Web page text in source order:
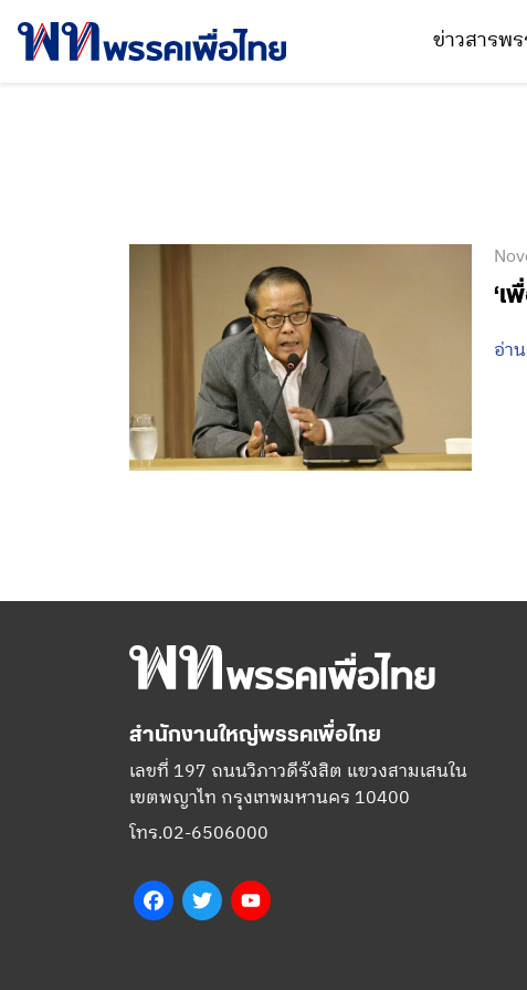
ข่าวสารพ
‘เ
อ่า
สำนักงานใหญ่พรรคเพื่อไทย
เลขที่ 197 ถนนวิภาวดีรังสิต แขวงสามเสนใน
เขตพญาไท กรุงเทพมหานคร 10400
โทร.02-6506000
FacebookTwitter